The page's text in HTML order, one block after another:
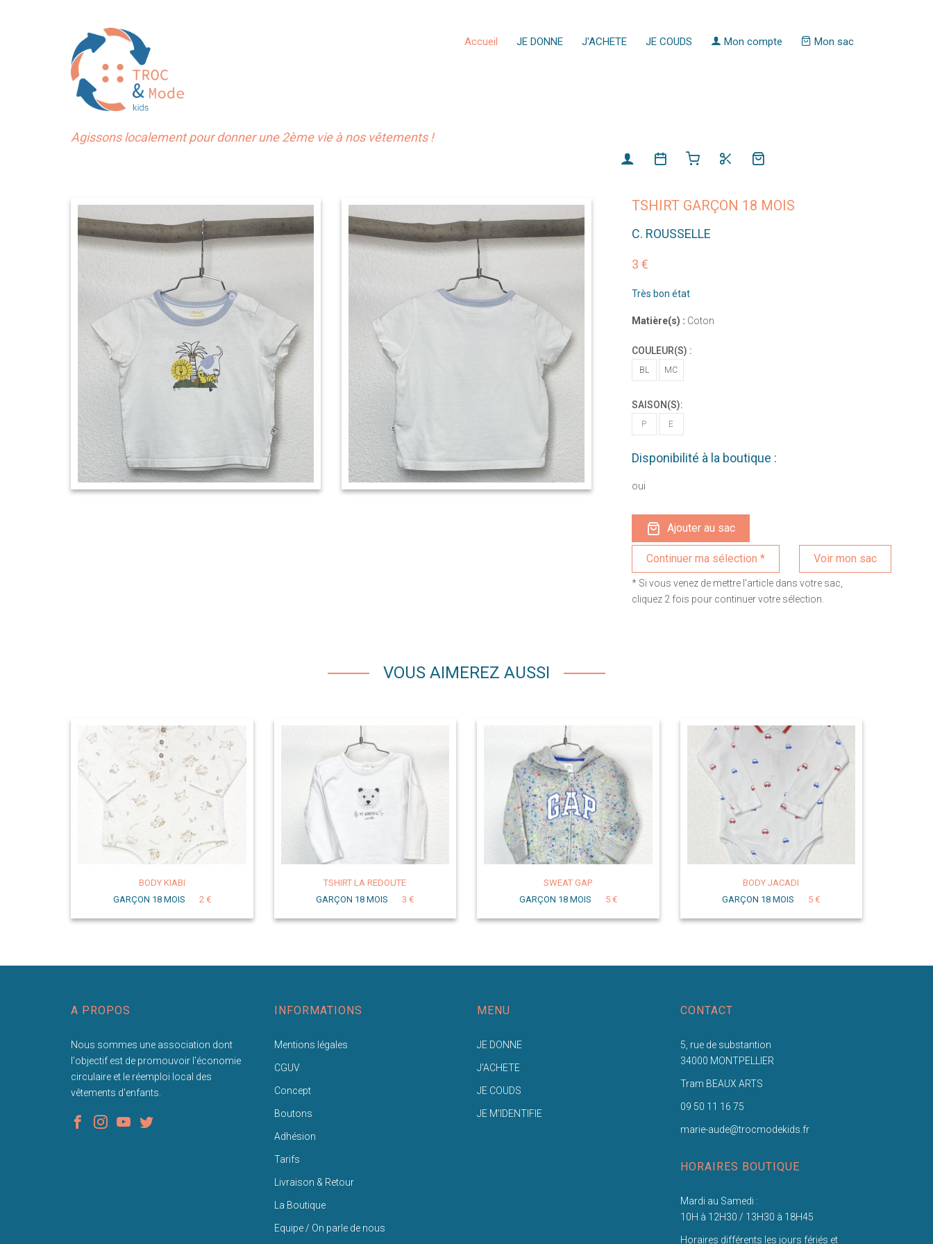
Accueil JE DONNE J'ACHETE JE COUDS Mon compte Mon sac
Agissons localement pour donner une 2ème vie à nos vêtements !
TSHIRT GARÇON 18 MOIS
C. ROUSSELLE
3 €
Très bon état
Matière(s) : Coton
COULEUR(S) :
BL MC
SAISON(S):
P E
Disponibilité à la boutique :
oui
Ajouter au sac
Voir mon sac
* Si vous venez de mettre l'article dans votre sac,
cliquez 2 fois pour continuer votre sélection.
VOUS AIMEREZ AUSSI
BODY KIABI
GARÇON 18 MOIS
2 €
TSHIRT LA REDOUTE
GARÇON 18 MOIS
3 €
SWEAT GAP
GARÇON 18 MOIS
5 €
BODY JACADI
GARÇON 18 MOIS
5 €
A PROPOS
Nous sommes une association dont
l'objectif est de promouvoir l'économie
circulaire et le réemploi local des
vêtements d'enfants.
INFORMATIONS
Mentions légales
CGUV
Concept
Boutons
Adhésion
Tarifs
Livraison & Retour
La Boutique
Equipe / On parle de nous
MENU
JE DONNE
J'ACHETE
JE COUDS
JE M'IDENTIFIE
CONTACT
5, rue de substantion
34000 MONTPELLIER
Tram BEAUX ARTS
09 50 11 16 75
marie-aude@trocmodekids.fr
HORAIRES BOUTIQUE
Mardi au Samedi :
10H à 12H30 / 13H30 à 18H45
Horaires différents les jours fériés et